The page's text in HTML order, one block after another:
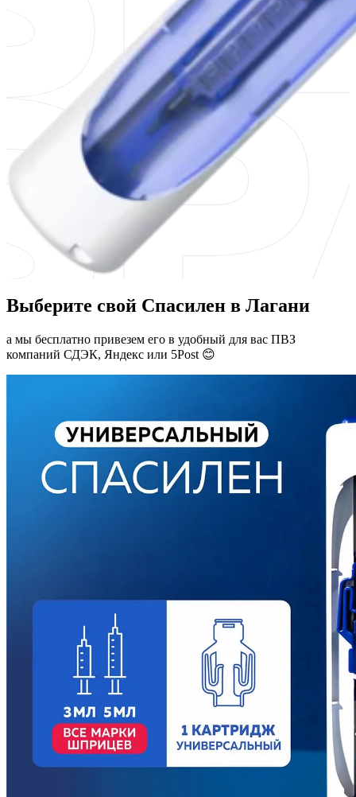
Выберите свой Спасилен в Лагани
а мы бесплатно привезем его в удобный для вас ПВЗ
компаний СДЭК, Яндекс или 5Post 😊